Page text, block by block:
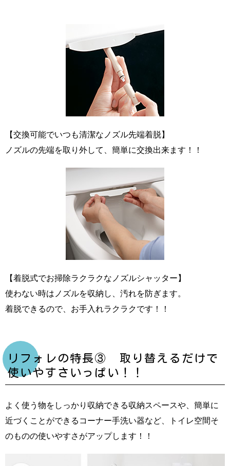
【交換可能でいつも清潔なノズル先端着脱】
ノズルの先端を取り外して、簡単に交換出来ます！！
【着脱式でお掃除ラクラクなノズルシャッター】
使わない時はノズルを収納し、汚れを防ぎます。
着脱できるので、お手入れラクラクです！！
リフォレの特長③ 取り替えるだけで
使いやすさいっぱい！！
よく使う物をしっかり収納できる収納スペースや、簡単に
近づくことができるコーナー手洗い器など、トイレ空間そ
のものの使いやすさがアップします！！